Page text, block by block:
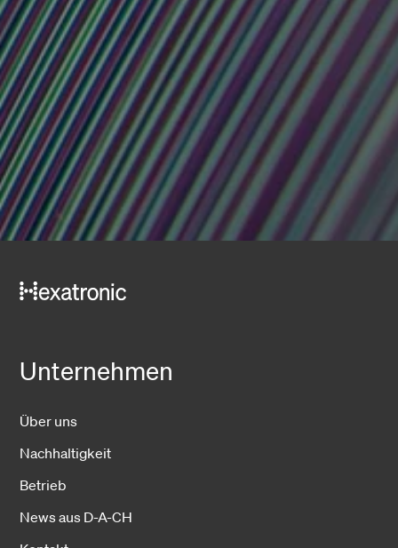
Unternehmen
Über uns
Nachhaltigkeit
Betrieb
News aus D-A-CH